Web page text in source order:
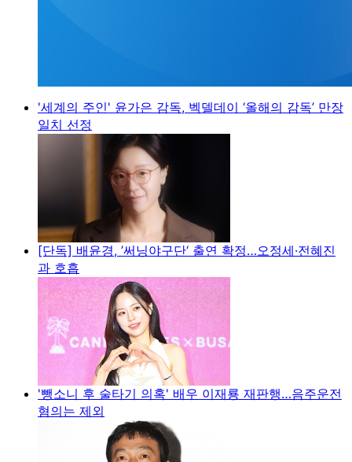
'세계의 주인' 윤가은 감독, 벡델데이 ‘올해의 감독’ 만장
일치 선정
[단독] 배윤경, ’써닝야구단‘ 출연 확정…오정세·전혜진
과 호흡
'뺑소니 후 술타기 의혹' 배우 이재룡 재판행…음주운전
혐의는 제외